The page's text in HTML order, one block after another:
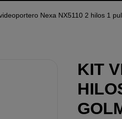
Nexa NX5110 2 hilos 1
KIT